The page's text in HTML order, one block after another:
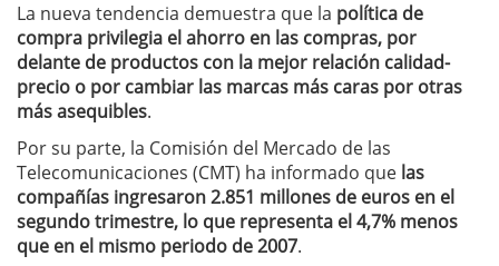
La nueva tendencia demuestra que la política de
compra privilegia el ahorro en las compras, por
delante de productos con la mejor relación calidad-
precio o por cambiar las marcas más caras por otras
más asequibles.
Por su parte, la Comisión del Mercado de las
Telecomunicaciones (CMT) ha informado que las
compañías ingresaron 2.851 millones de euros en el
segundo trimestre, lo que representa el 4,7% menos
que en el mismo periodo de 2007.